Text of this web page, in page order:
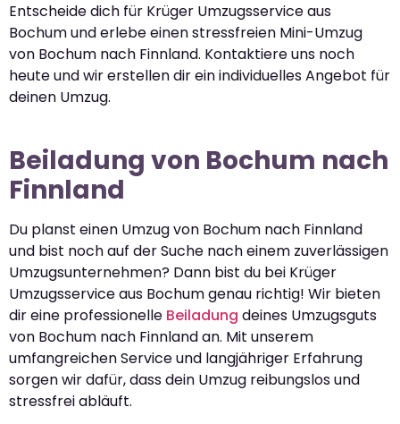
Entscheide dich für Krüger Umzugsservice aus
Bochum und erlebe einen stressfreien Mini-Umzug
von Bochum nach Finnland. Kontaktiere uns noch
heute und wir erstellen dir ein individuelles Angebot für
deinen Umzug.
Beiladung von Bochum nach
Finnland
Du planst einen Umzug von Bochum nach Finnland
und bist noch auf der Suche nach einem zuverlässigen
Umzugsunternehmen? Dann bist du bei Krüger
Umzugsservice aus Bochum genau richtig! Wir bieten
dir eine professionelle Beiladung deines Umzugsguts
von Bochum nach Finnland an. Mit unserem
umfangreichen Service und langjähriger Erfahrung
sorgen wir dafür, dass dein Umzug reibungslos und
stressfrei abläuft.